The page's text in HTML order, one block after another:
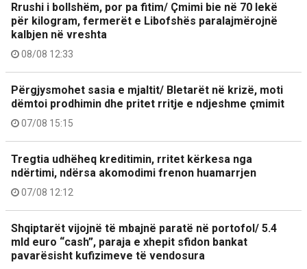
Rrushi i bollshëm, por pa fitim/ Çmimi bie në 70 lekë
për kilogram, fermerët e Libofshës paralajmërojnë
kalbjen në vreshta
08/08 12:33
Përgjysmohet sasia e mjaltit/ Bletarët në krizë, moti
dëmtoi prodhimin dhe pritet rritje e ndjeshme çmimit
07/08 15:15
Tregtia udhëheq kreditimin, rritet kërkesa nga
ndërtimi, ndërsa akomodimi frenon huamarrjen
07/08 12:12
Shqiptarët vijojnë të mbajnë paratë në portofol/ 5.4
mld euro “cash”, paraja e xhepit sfidon bankat
pavarësisht kufizimeve të vendosura